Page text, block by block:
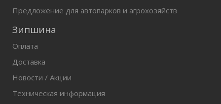
Предложение для автопарков и агрохозяйств
Зипшина
Оплата
Доставка
Новости / Акции
Техническая информация